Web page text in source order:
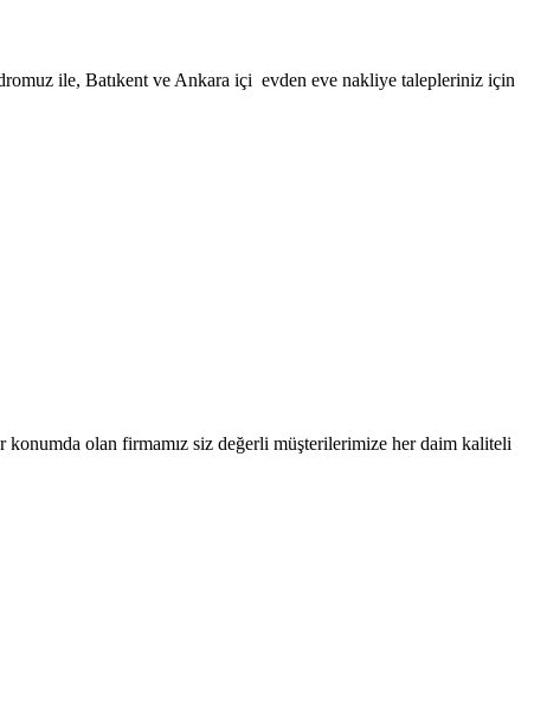
ile, Batıkent ve Ankara içi evden eve nakliye talepleriniz için
konumda olan firmamız siz değerli müşterilerimize her daim kaliteli